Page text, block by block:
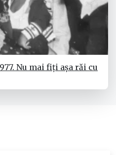
Nu mai fiți așa răi cu